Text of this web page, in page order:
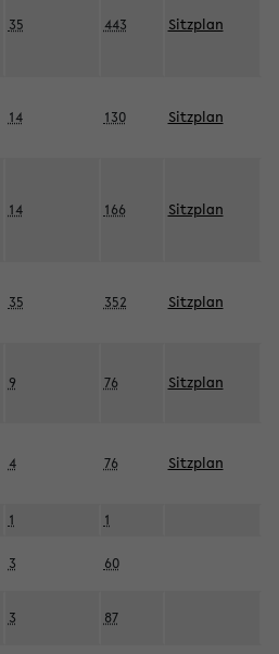
35 443 Sitzplan
14 130 Sitzplan
14 166 Sitzplan
35 352 Sitzplan
9 76 Sitzplan
4 76 Sitzplan
1 1
3 60
3 87